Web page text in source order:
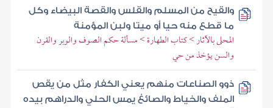
والقيح من المسلم والقلس والقصة البيضاء وكل
ما قطع منه حيا أو ميتا ولبن المؤمنة
المحلى بالآثار > كتاب الطهارة > مسألة حكم الصوف والوبر والقرن
والسن يؤخذ من حي
ذوو الصناعات منهم يعني الكفار مثل من يقص
الملف والخياط والصائغ يمس الحلي والدراهم بيده